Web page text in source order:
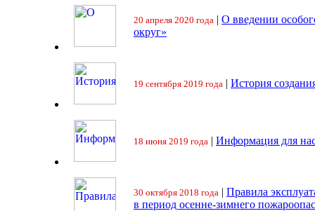
20 апреля 2020 года | О введении
округ»
19 сентября 2019 года | История
18 июня 2019 года | Информация для
30 октября 2018 года | Правила
в период осенне-зимнего